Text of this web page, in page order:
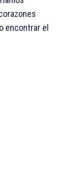
encontrar el